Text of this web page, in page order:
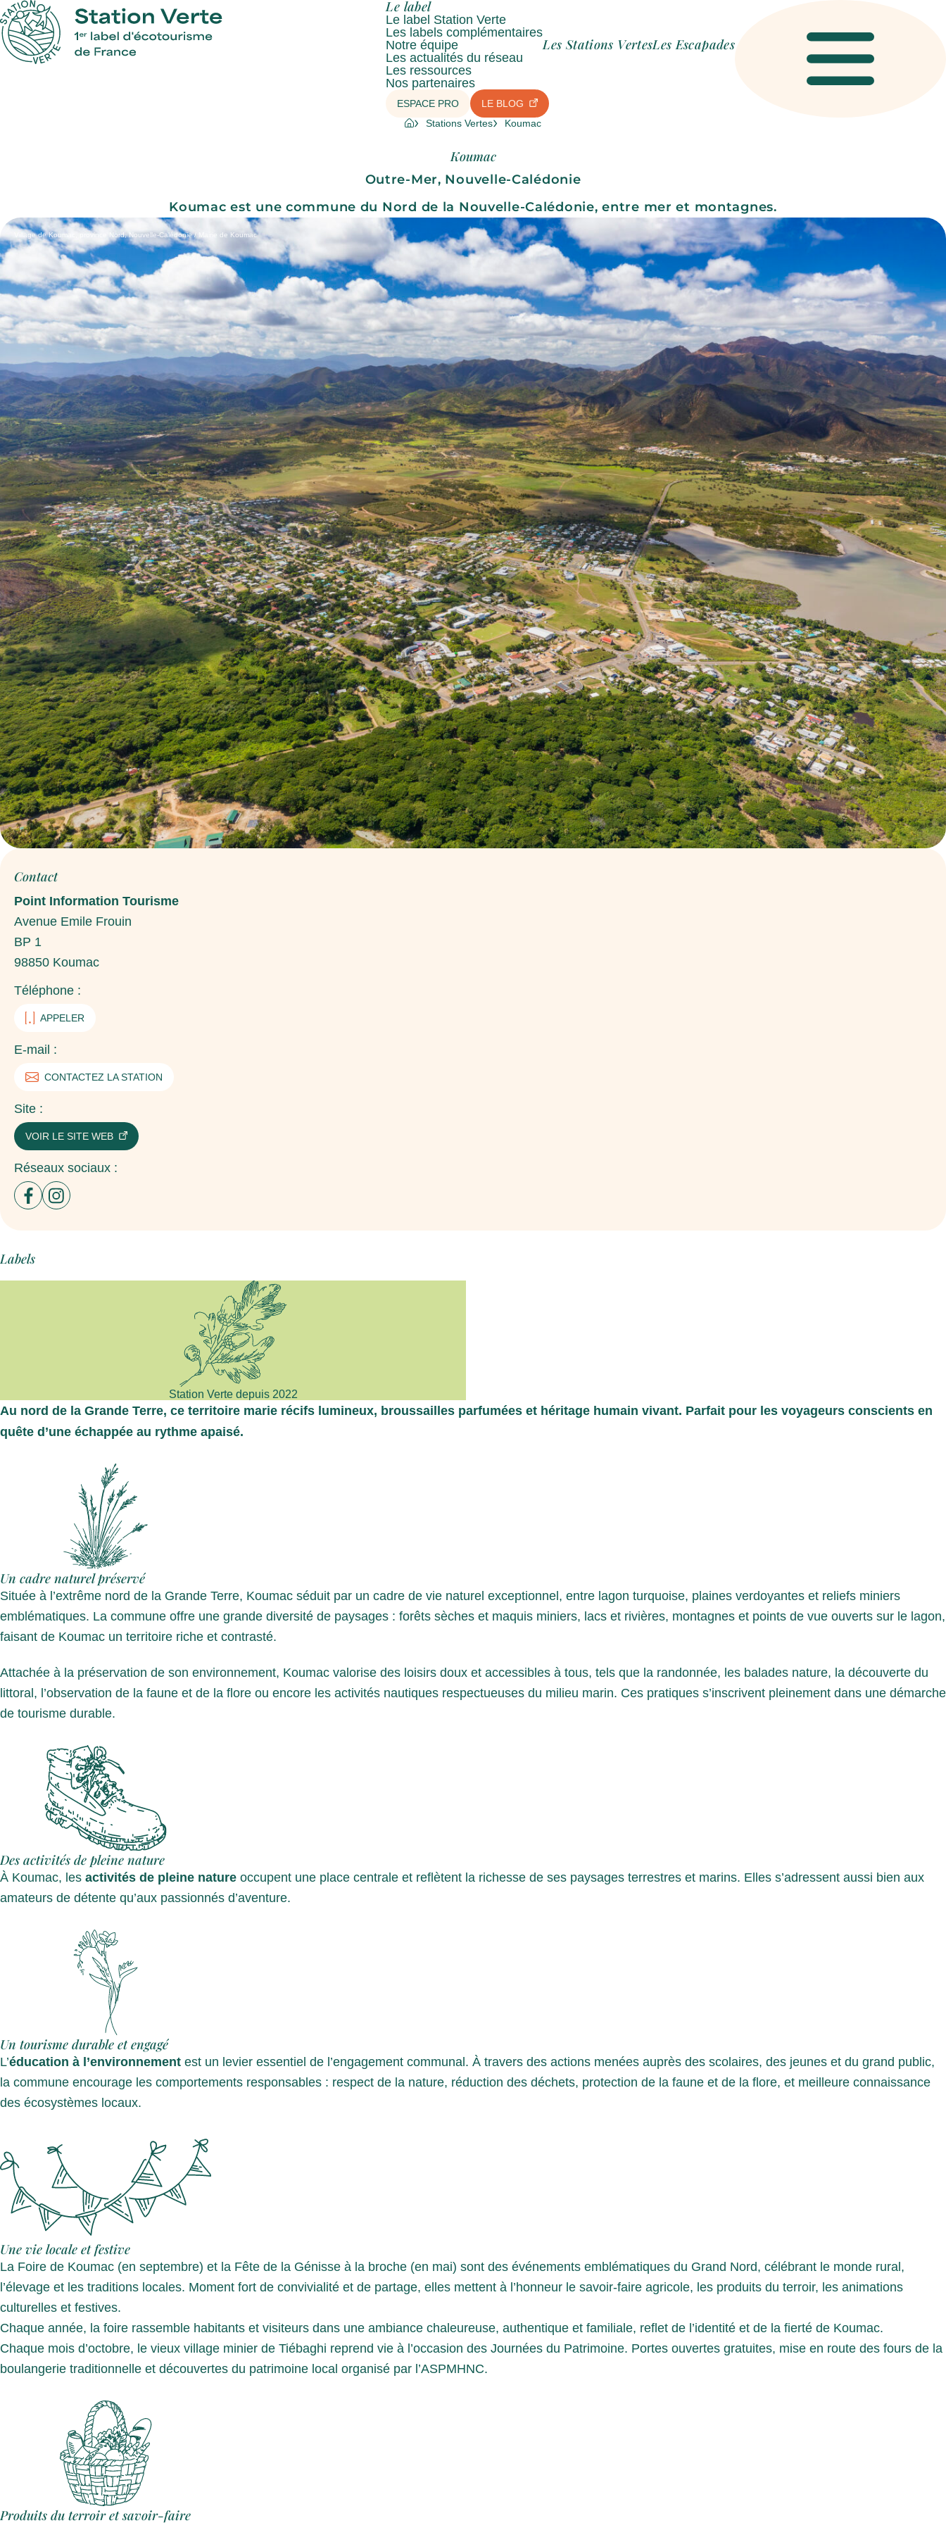
Le label
Le label Station Verte
Les labels complémentaires
Notre équipe
Les actualités du réseau
Les ressources
Nos partenaires
Les Stations VertesLes Escapades
ESPACE PRO LE BLOG
Menu
Stations Vertes Koumac
Koumac
Outre-Mer, Nouvelle-Calédonie
Koumac est une commune du Nord de la Nouvelle-Calédonie, entre mer et montagnes.
Village de Koumac, province Nord, Nouvelle-Calédonie / Mairie de Koumac
Contact
Point Information Tourisme
Avenue Emile Frouin
BP 1
98850 Koumac
Téléphone :
APPELER
E-mail :
CONTACTEZ LA STATION
Site :
VOIR LE SITE WEB
Réseaux sociaux :
Ouvrir un nouvel onglet sur le site : facebook
Ouvrir un nouvel onglet sur le site : instagram
Labels
Station Verte depuis 2022
Au nord de la Grande Terre, ce territoire marie récifs lumineux, broussailles parfumées et héritage humain vivant. Parfait pour les voyageurs conscients en
quête d’une échappée au rythme apaisé.
Un cadre naturel préservé
Située à l’extrême nord de la Grande Terre, Koumac séduit par un cadre de vie naturel exceptionnel, entre lagon turquoise, plaines verdoyantes et reliefs miniers
emblématiques. La commune offre une grande diversité de paysages : forêts sèches et maquis miniers, lacs et rivières, montagnes et points de vue ouverts sur le lagon,
faisant de Koumac un territoire riche et contrasté.
Attachée à la préservation de son environnement, Koumac valorise des loisirs doux et accessibles à tous, tels que la randonnée, les balades nature, la découverte du
littoral, l’observation de la faune et de la flore ou encore les activités nautiques respectueuses du milieu marin. Ces pratiques s’inscrivent pleinement dans une démarche
de tourisme durable.
Des activités de pleine nature
À Koumac, les activités de pleine nature occupent une place centrale et reflètent la richesse de ses paysages terrestres et marins. Elles s’adressent aussi bien aux
amateurs de détente qu’aux passionnés d’aventure.
Un tourisme durable et engagé
L’éducation à l’environnement est un levier essentiel de l’engagement communal. À travers des actions menées auprès des scolaires, des jeunes et du grand public,
la commune encourage les comportements responsables : respect de la nature, réduction des déchets, protection de la faune et de la flore, et meilleure connaissance
des écosystèmes locaux.
Une vie locale et festive
La Foire de Koumac (en septembre) et la Fête de la Génisse à la broche (en mai) sont des événements emblématiques du Grand Nord, célébrant le monde rural,
l’élevage et les traditions locales. Moment fort de convivialité et de partage, elles mettent à l’honneur le savoir-faire agricole, les produits du terroir, les animations
culturelles et festives.
Chaque année, la foire rassemble habitants et visiteurs dans une ambiance chaleureuse, authentique et familiale, reflet de l’identité et de la fierté de Koumac.
Chaque mois d’octobre, le vieux village minier de Tiébaghi reprend vie à l’occasion des Journées du Patrimoine. Portes ouvertes gratuites, mise en route des fours de la
boulangerie traditionnelle et découvertes du patrimoine local organisé par l’ASPMHNC.
Produits du terroir et savoir-faire